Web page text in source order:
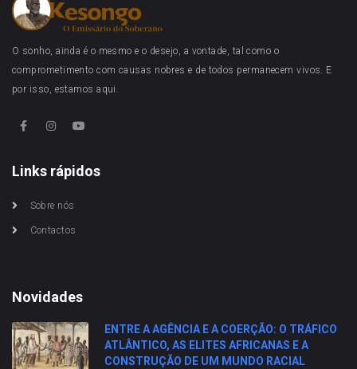
O sonho, ainda é o mesmo e o desejo, a vontade, tal como o
comprometimento com causas nobres e de todos permanecem vivos. E
por isso, estamos aqui.
Links rápidos
Sobre nós
Contactos
Novidades
ENTRE A AGÊNCIA E A COERÇÃO: O TRÁFICO
ATLÂNTICO, AS ELITES AFRICANAS E A
CONSTRUÇÃO DE UM MUNDO RACIAL